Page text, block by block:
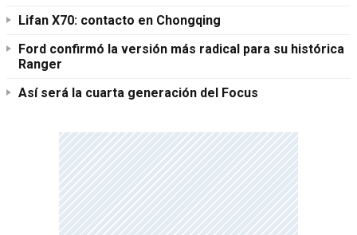
Lifan X70: contacto en Chongqing
Ford confirmó la versión más radical para su histórica
Ranger
Así será la cuarta generación del Focus